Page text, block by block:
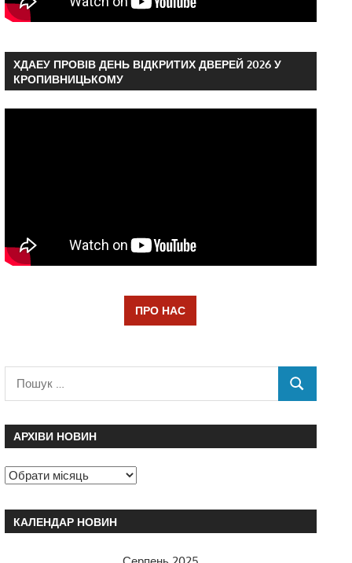
ХДАЕУ ПРОВІВ ДЕНЬ ВІДКРИТИХ ДВЕРЕЙ 2026 У
КРОПИВНИЦЬКОМУ
ПРО НАС
АРХІВИ НОВИН
КАЛЕНДАР НОВИН